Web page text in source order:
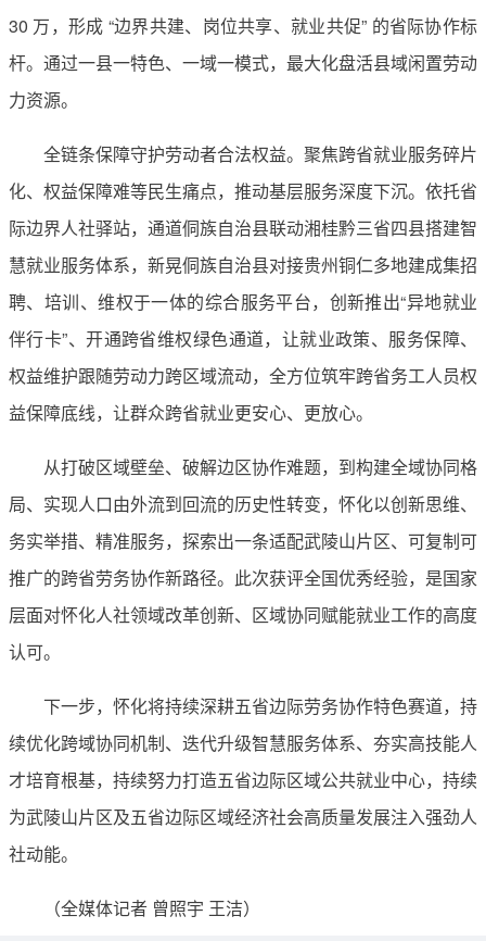
30 万，形成 “边界共建、岗位共享、就业共促” 的省际协作标
杆。通过一县一特色、一域一模式，最大化盘活县域闲置劳动
力资源。
全链条保障守护劳动者合法权益。聚焦跨省就业服务碎片
化、权益保障难等民生痛点，推动基层服务深度下沉。依托省
际边界人社驿站，通道侗族自治县联动湘桂黔三省四县搭建智
慧就业服务体系，新晃侗族自治县对接贵州铜仁多地建成集招
聘、培训、维权于一体的综合服务平台，创新推出“异地就业
伴行卡”、开通跨省维权绿色通道，让就业政策、服务保障、
权益维护跟随劳动力跨区域流动，全方位筑牢跨省务工人员权
益保障底线，让群众跨省就业更安心、更放心。
从打破区域壁垒、破解边区协作难题，到构建全域协同格
局、实现人口由外流到回流的历史性转变，怀化以创新思维、
务实举措、精准服务，探索出一条适配武陵山片区、可复制可
推广的跨省劳务协作新路径。此次获评全国优秀经验，是国家
层面对怀化人社领域改革创新、区域协同赋能就业工作的高度
认可。
下一步，怀化将持续深耕五省边际劳务协作特色赛道，持
续优化跨域协同机制、迭代升级智慧服务体系、夯实高技能人
才培育根基，持续努力打造五省边际区域公共就业中心，持续
为武陵山片区及五省边际区域经济社会高质量发展注入强劲人
社动能。
（全媒体记者 曾照宇 王洁）